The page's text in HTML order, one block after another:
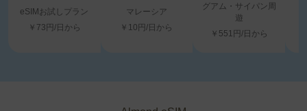
eSIMお試しプラン
￥73円/日から
マレーシア
￥10円/日から
グアム・サイパン周
遊
￥551円/日から